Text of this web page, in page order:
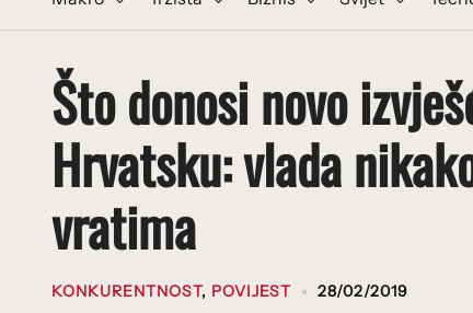
Što donosi novo
Hrvatsku: vlada
vratima
KONKURENTNOST, POVIJEST 28/02/2019